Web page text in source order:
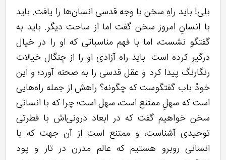
بلی! باید راهِ سخن با وجه قدسی انسان‌ها را یافت. باید
با انسانِ امروز سخن گفت اما از ساحت دیگر. باید به
گفتگو نشست، اما با فهم مناسباتی که او را در خیال
درگیر کرده است. باید راه آزادی او را از چنگال خیالات
رنگارنگ پیدا کرد و عقل قدسی را به صحنه آورد؛ و این
خودْ باب گفتگوست که چگونه؟ راهش از جمله راه‌هایی
است که سهلِ ممتنع است، سهل است؛ چرا که با انسانی
سخن خواهیم گفت که در ابعاد درونی‌اش با فطرتی
توحیدی آشناست، و ممتنع است از آن جهت که با
انسانی روبرو هستیم که عالم مدرن در تار و پود